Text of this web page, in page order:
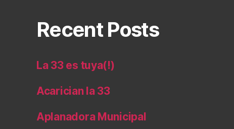
Recent Posts
La 33 es tuya(!)
Acarician la 33
Aplanadora Municipal